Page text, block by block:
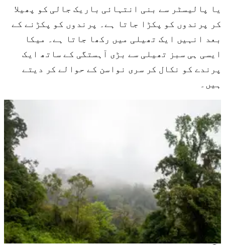
یا پالیسٹر سے بنی انتہائی باریک جالی کو پھیلا
کر پرندوں کو پکڑا جاتا ہے۔ پرندوں کو پکڑنے کے
بعد انہیں ایک تھیلی میں رکھا جاتا ہے۔ میکا
ایسی ہی سبز تھیلی سے بڑی آہستگی کے ساتھ ایک
پرندے کو نکال کر سری نواسن کے حوالے کر دیتے
ہیں۔